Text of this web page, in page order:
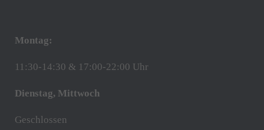
Montag:
11:30-14:30 & 17:00-22:00 Uhr
Dienstag, Mittwoch
Geschlossen